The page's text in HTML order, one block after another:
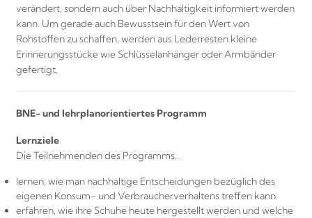
verändert, sondern auch über Nachhaltigkeit informiert werden
kann. Um gerade auch Bewusstsein für den Wert von
Rohstoffen zu schaffen, werden aus Lederresten kleine
Erinnerungsstücke wie Schlüsselanhänger oder Armbänder
gefertigt.
BNE- und lehrplanorientiertes Programm
Lernziele
Die Teilnehmenden des Programms…
lernen, wie man nachhaltige Entscheidungen bezüglich des
eigenen Konsum- und Verbraucherverhaltens treffen kann.
erfahren, wie ihre Schuhe heute hergestellt werden und welche